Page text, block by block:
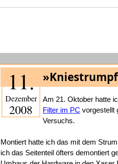
11.
Dezember
2008
Am 21. Oktober hatte
Filter im PC vorgestellt
Versuchs.
Montiert hatte ich das mit dem
ich das Seitenteil öfters demontiert